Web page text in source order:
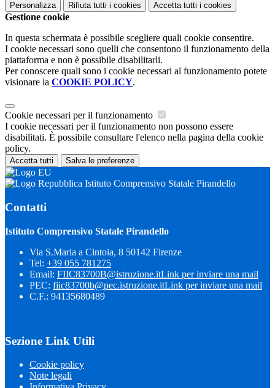
Personalizza Rifiuta tutti i cookies Accetta tutti i cookies
Gestione cookie
In questa schermata è possibile scegliere quali cookie consentire.
I cookie necessari sono quelli che consentono il funzionamento della
piattaforma e non è possibile disabilitarli.
Per conoscere quali sono i cookie necessari al funzionamento potete
visionare la COOKIE POLICY.
Cookie necessari per il funzionamento
I cookie necessari per il funzionamento non possono essere
disabilitati. È possibile consultare l'elenco nella pagina della cookie
policy.
Accetta tutti Salva le preferenze
Istituto Comprensivo Statale Pirandello
Contatti
Istituto Comprensivo Statale Pirandello
Via S.Maria a Cintoia, 8 50142 Firenze
Tel: +39 055 781275
Email: FIIC83700B@istruzione.itLink per inviare una mail
PEC: fiic83700b@pec.istruzione.itLink per inviare una mail
C.F.: 94135680489
Sezione Link Utili
Cookie policy
Note legali